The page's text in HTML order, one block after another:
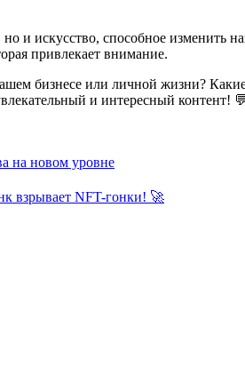
и искусство, способное изменить
привлекает внимание.
бизнесе или личной жизни?
и интересный контент!
на новом уровне
взрывает NFT-гонки! 🚀